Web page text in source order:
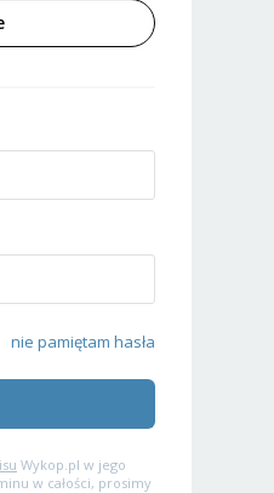
nie pamiętam hasła
Wykop.pl w jego
w całości, prosimy